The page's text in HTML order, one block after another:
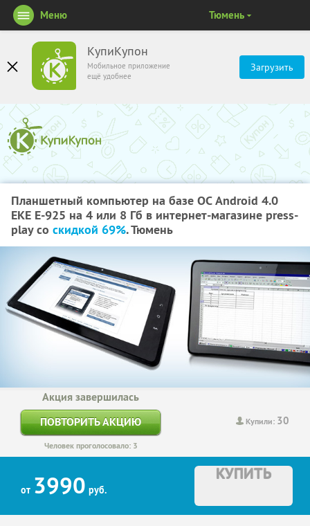
КупиКупон
Мобильное приложение
ещё удобнее
Загрузить
Меню Тюмень
Планшетный компьютер на базе ОС Android 4.0
EKE E-925 на 4 или 8 Гб в интернет-магазине press-
play со скидкой 69%. Тюмень
Купили: 30
Акция завершилась
ПОВТОРИТЬ АКЦИЮ
Человек проголосовало: 3
от 3990 руб.
КУПИТЬ